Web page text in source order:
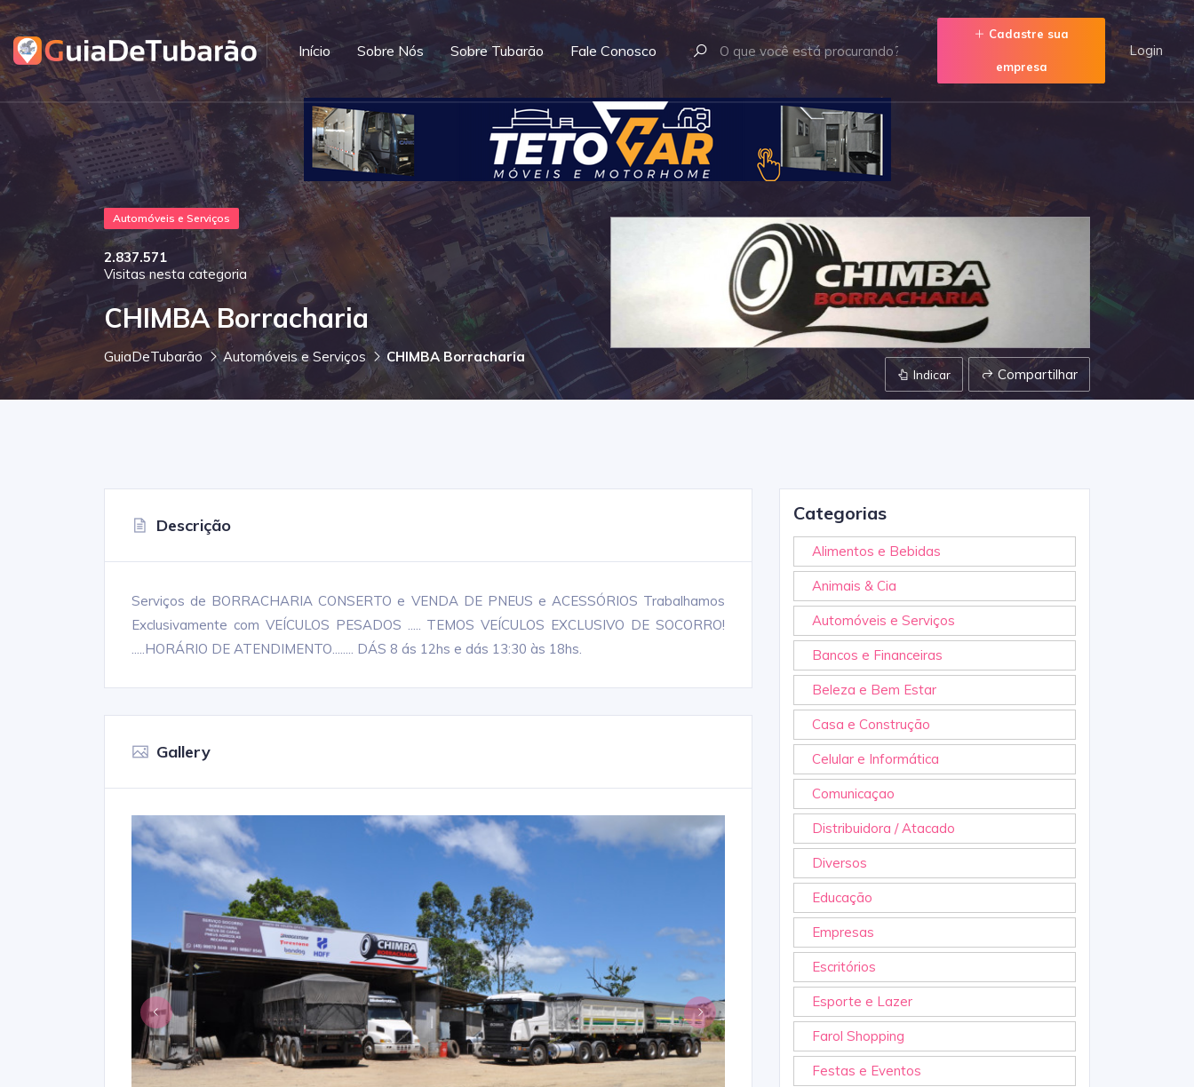
Início Sobre Nós Sobre Tubarão Fale Conosco
Cadastre sua
empresa
Login
Automóveis e Serviços
2.837.571
Visitas nesta categoria
CHIMBA Borracharia
GuiaDeTubarão Automóveis e Serviços CHIMBA Borracharia
Indicar Compartilhar
Descrição
Serviços de BORRACHARIA CONSERTO e VENDA DE PNEUS e ACESSÓRIOS Trabalhamos
Exclusivamente com VEÍCULOS PESADOS ..... TEMOS VEÍCULOS EXCLUSIVO DE SOCORRO!
.....HORÁRIO DE ATENDIMENTO........ DÁS 8 ás 12hs e dás 13:30 às 18hs.
Gallery
Categorias
Alimentos e Bebidas
Animais & Cia
Automóveis e Serviços
Bancos e Financeiras
Beleza e Bem Estar
Casa e Construção
Celular e Informática
Comunicaçao
Distribuidora / Atacado
Diversos
Educação
Empresas
Escritórios
Esporte e Lazer
Farol Shopping
Festas e Eventos